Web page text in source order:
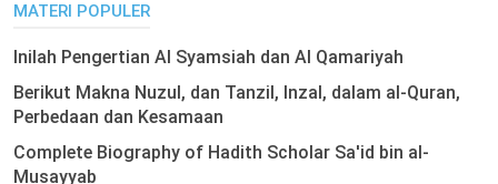
MATERI POPULER
Inilah Pengertian Al Syamsiah dan Al Qamariyah
Berikut Makna Nuzul, dan Tanzil, Inzal, dalam al-Quran,
Perbedaan dan Kesamaan
Complete Biography of Hadith Scholar Sa'id bin al-
Musayyab